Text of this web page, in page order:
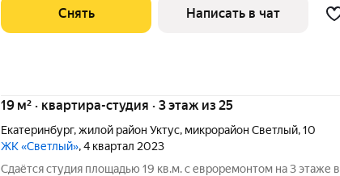
Снять Написать в чат
19 м² · квартира-студия · 3 этаж из 25
Екатеринбург,жилой район Уктус, микрорайон Светлый,10
ЖК «Светлый», 4 квартал 2023
Сдаётся студия площадью 19 кв.м. с евроремонтом на 3 этаже в